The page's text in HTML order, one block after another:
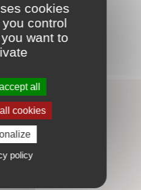
cookies
control
want to
all
cookies
policy